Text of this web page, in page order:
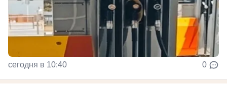
сегодня в 10:40 0